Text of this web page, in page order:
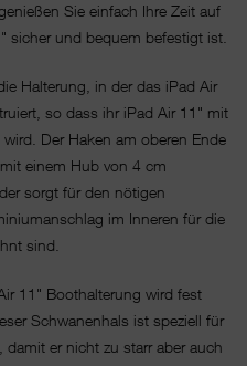
Sie einfach Ihre Zeit auf
sicher und bequem befestigt ist.
Halterung, in der das iPad Air
so dass ihr iPad Air 11" mit
Der Haken am oberen Ende
einem Hub von 4 cm
sorgt für den nötigen
im Inneren für die
sind.
11" Boothalterung wird fest
Schwanenhals ist speziell für
er nicht zu starr aber auch